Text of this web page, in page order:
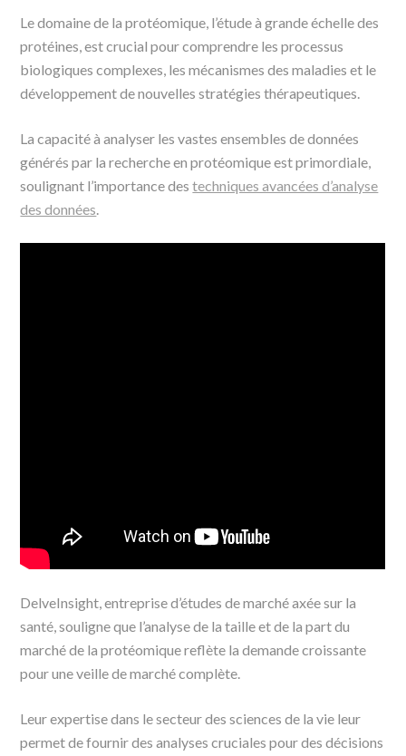
Le domaine de la protéomique, l’étude à grande échelle des
protéines, est crucial pour comprendre les processus
biologiques complexes, les mécanismes des maladies et le
développement de nouvelles stratégies thérapeutiques.
La capacité à analyser les vastes ensembles de données
générés par la recherche en protéomique est primordiale,
soulignant l’importance destechniques avancées d’analyse
des données.
DelveInsight, entreprise d’études de marché axée sur la
santé, souligne que l’analyse de la taille et de la part du
marché de la protéomique reflète la demande croissante
pour une veille de marché complète.
Leur expertise dans le secteur des sciences de la vie leur
permet de fournir des analyses cruciales pour des décisions